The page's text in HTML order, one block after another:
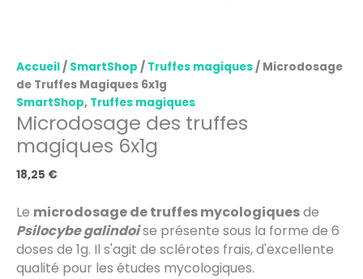
Accueil / SmartShop / Truffes magiques / Microdosage
de Truffes Magiques 6x1g
SmartShop, Truffes magiques
Microdosage des truffes
magiques 6x1g
18,25 €
Le microdosage de truffes mycologiquesde
Psilocybe galindoise présente sous la forme de 6
doses de 1g. Il s'agit de sclérotes frais, d'excellente
qualité pour les études mycologiques.